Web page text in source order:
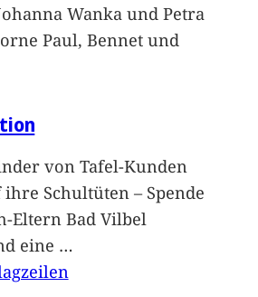
Wanka und Petra
Paul, Bennet und
von Tafel-Kunden
Schultüten – Spende
Eltern Bad Vilbel
eine …